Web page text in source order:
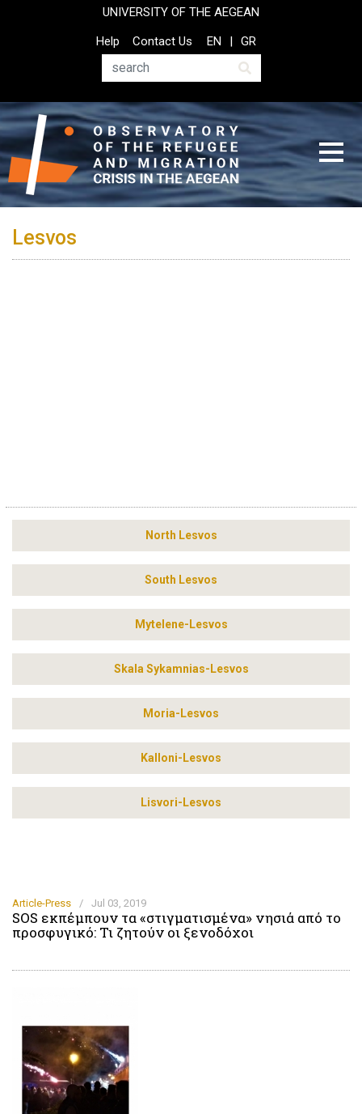
UNIVERSITY OF THE AEGEAN
Top
Header
Help
Contact Us
Search
EN GR
Lesvos
North Lesvos
South Lesvos
Mytelene-Lesvos
Skala Sykamnias-Lesvos
Moria-Lesvos
Kalloni-Lesvos
Lisvori-Lesvos
Article-Press / Jul 03, 2019
SOS εκπέμπουν τα «στιγματισμένα» νησιά από το
προσφυγικό: Τι ζητούν οι ξενοδόχοι